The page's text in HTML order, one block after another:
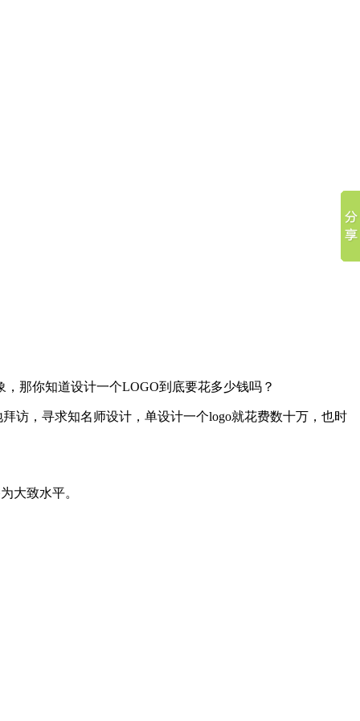
那你知道设计一个LOGO到底要花多少钱吗？
访，寻求知名师设计，单设计一个logo就花费数十万，也时
大致水平。